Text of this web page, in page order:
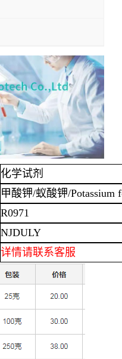
化学试剂
甲酸钾/蚁酸钾/Potassium
R0971
NJDULY
详情请联系客服